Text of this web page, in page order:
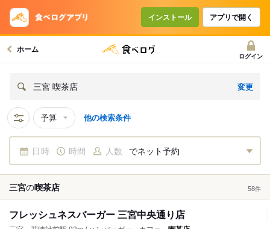
インストール アプリで開く
ホーム
ログイン
三宮 喫茶店 変更
予算 他の検索条件
日時 時間 人数 でネット予約
三宮の喫茶店 58件
フレッシュネスバーガー 三宮中央通り店